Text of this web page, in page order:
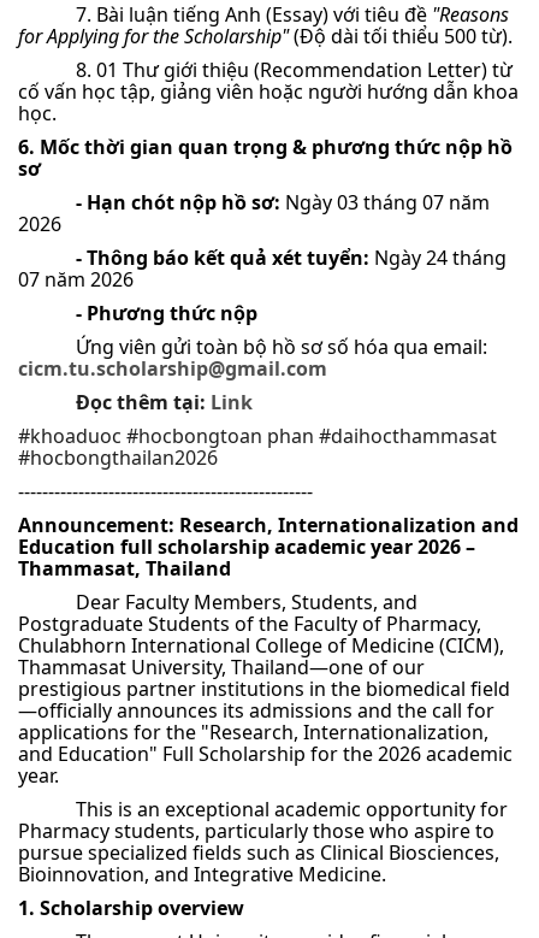
7. Bài luận tiếng Anh (Essay) với tiêu đề "Reasons
for Applying for the Scholarship"(Độ dài tối thiểu 500 từ).
8. 01 Thư giới thiệu (Recommendation Letter) từ
cố vấn học tập, giảng viên hoặc người hướng dẫn khoa
học.
6. Mốc thời gian quan trọng & phương thức nộp hồ
sơ
- Hạn chót nộp hồ sơ: Ngày 03 tháng 07 năm
2026
- Thông báo kết quả xét tuyển: Ngày 24 tháng
07 năm 2026
- Phương thức nộp
Ứng viên gửi toàn bộ hồ sơ số hóa qua email:
cicm.tu.scholarship@gmail.com
Đọc thêm tại: Link
#khoaduoc #hocbongtoan phan #daihocthammasat
#hocbongthailan2026
-------------------------------------------------
Announcement: Research, Internationalization and
Education full scholarship academic year 2026 –
Thammasat, Thailand
Dear Faculty Members, Students, and
Postgraduate Students of the Faculty of Pharmacy,
Chulabhorn International College of Medicine (CICM),
Thammasat University, Thailand—one of our
prestigious partner institutions in the biomedical field
—officially announces its admissions and the call for
applications for the "Research, Internationalization,
and Education" Full Scholarship for the 2026 academic
year.
This is an exceptional academic opportunity for
Pharmacy students, particularly those who aspire to
pursue specialized fields such as Clinical Biosciences,
Bioinnovation, and Integrative Medicine.
1. Scholarship overview